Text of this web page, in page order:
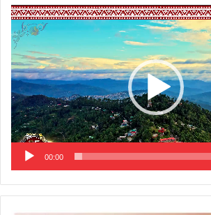
Video
Player
00:00